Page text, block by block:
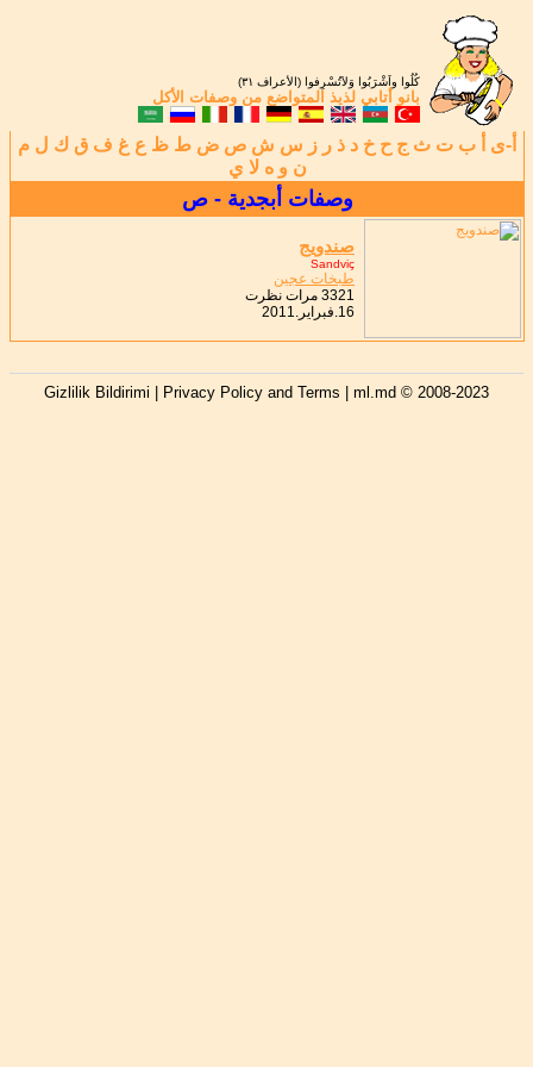
كُلُوا واَشْرَبُوا وَلاَتُسْرِفوا (الأعراف ٣١)
بانو أتابي لذيذ المتواضع من وصفات الأكل
أ-ى ب ت ث ج ح خ د ذ ر ز س ش ص ض ط ظ ع غ ف ق ك ل م
ن و ه لا ي
وصفات أبجدية - ص
صندويج
Sandviç
طبخات عجين
3321 مرات نظرت
16.فبراير.2011
Gizlilik Bildirimi | Privacy Policy and Terms | ml.md © 2008-2023